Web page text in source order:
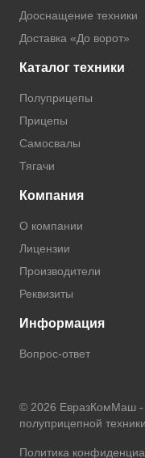
Дооснащение техники
Доставка «До ворот»
Каталог техники
Полуприцепы
Прицепы
Самосвалы
Тягачи
Компания
О компании
Лицензии
Производители
Реквизиты
Информация
Вопрос-ответ
© 2026 ЕвразКомМаш -
полуприцепной техники
Политика